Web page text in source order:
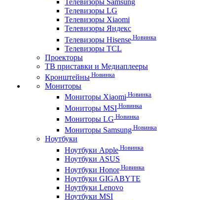
Телевизоры Samsung
Телевизоры LG
Телевизоры Xiaomi
Телевизоры Яндекс
Телевизоры Hisense Новинка
Телевизоры TCL
Проекторы
ТВ приставки и Медиаплееры
Кронштейны Новинка
Мониторы
Мониторы Xiaomi Новинка
Мониторы MSI Новинка
Мониторы LG Новинка
Мониторы Samsung Новинка
Ноутбуки
Ноутбуки Apple Новинка
Ноутбуки ASUS
Ноутбуки HonorНовинка
Ноутбуки GIGABYTE
Ноутбуки Lenovo
Ноутбуки MSI